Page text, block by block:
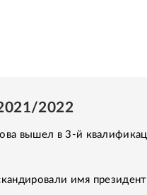
2022
вышел в 3-й
имя